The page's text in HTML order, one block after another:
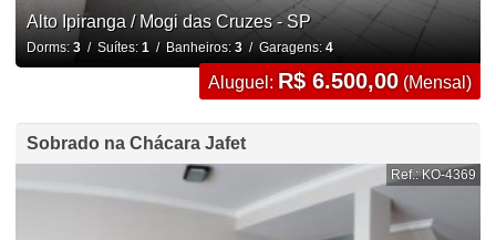
Alto Ipiranga / Mogi das Cruzes - SP
Dorms: 3/ Suítes: 1/ Banheiros: 3/ Garagens: 4
Aluguel: R$ 6.500,00 (Mensal)
Sobrado na Chácara Jafet
Ref.: KO-4369